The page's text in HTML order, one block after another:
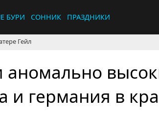
БУРИ СОННИК ПРАЗДНИКИ
Гейл
и германия в